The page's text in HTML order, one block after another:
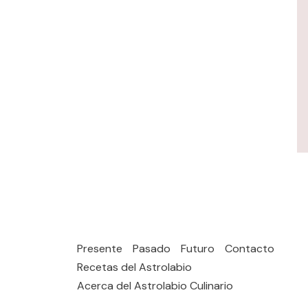
Presente Pasado Futuro
Contacto
Recetas del Astrolabio
Acerca del Astrolabio Culinario